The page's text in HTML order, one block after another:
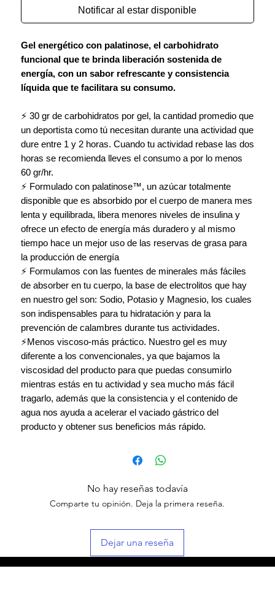
Notificar al estar disponible
Gel energético con palatinose, el carbohidrato
funcional que te brinda liberación sostenida de
energía, con un sabor refrescante y consistencia
líquida que te facilitara su consumo.
⚡ 30 gr de carbohidratos por gel, la cantidad promedio que
un deportista como tú necesitan durante una actividad que
dure entre 1 y 2 horas. Cuando tu actividad rebase las dos
horas se recomienda lleves el consumo a por lo menos
60 gr/hr.
⚡ Formulado con palatinose™, un azúcar totalmente
disponible que es absorbido por el cuerpo de manera mes
lenta y equilibrada, libera menores niveles de insulina y
ofrece un efecto de energía más duradero y al mismo
tiempo hace un mejor uso de las reservas de grasa para
la producción de energía
⚡ Formulamos con las fuentes de minerales más fáciles
de absorber en tu cuerpo, la base de electrolitos que hay
en nuestro gel son: Sodio, Potasio y Magnesio, los cuales
son indispensables para tu hidratación y para la
prevención de calambres durante tus actividades.
⚡Menos viscoso-más práctico. Nuestro gel es muy
diferente a los convencionales, ya que bajamos la
viscosidad del producto para que puedas consumirlo
mientras estás en tu actividad y sea mucho más fácil
tragarlo, además que la consistencia y el contenido de
agua nos ayuda a acelerar el vaciado gástrico del
producto y obtener sus beneficios más rápido.
No hay reseñas todavía
Comparte tu opinión. Deja la primera reseña.
Dejar una reseña